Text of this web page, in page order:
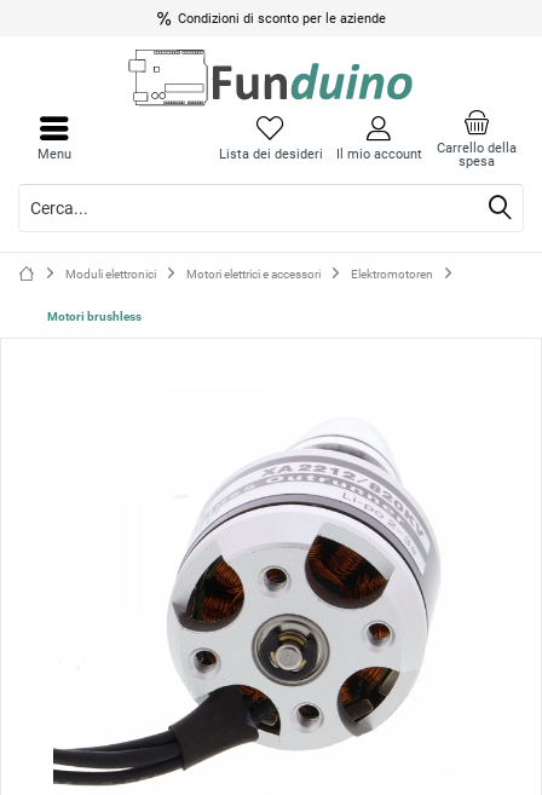
Condizioni di sconto per le aziende
Carrello della
spesa
Lista dei desideri Il mio account
Menu
Moduli elettronici Motori elettrici e accessori Elektromotoren
Motori brushless
menu
menu